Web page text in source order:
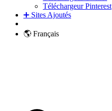
Téléchargeur Pinterest
➕ Sites Ajoutés
🌎 Français